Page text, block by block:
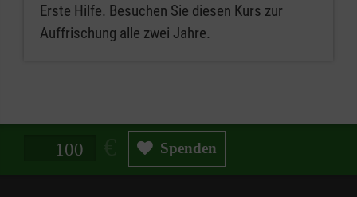
Erste Hilfe. Besuchen Sie diesen Kurs zur
Auffrischung alle zwei Jahre.
Spendenbetrag in Euro Spenden